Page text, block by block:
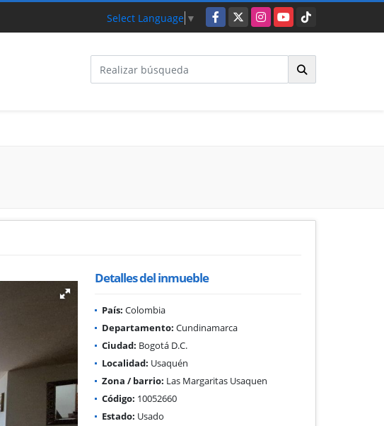
Select Language ▼ Facebook
X InstagramYouTubeTikTok
Detalles del inmueble
País: Colombia
Departamento: Cundinamarca
Ciudad: Bogotá D.C.
Localidad: Usaquén
Zona / barrio: Las Margaritas Usaquen
Código: 10052660
Estado: Usado